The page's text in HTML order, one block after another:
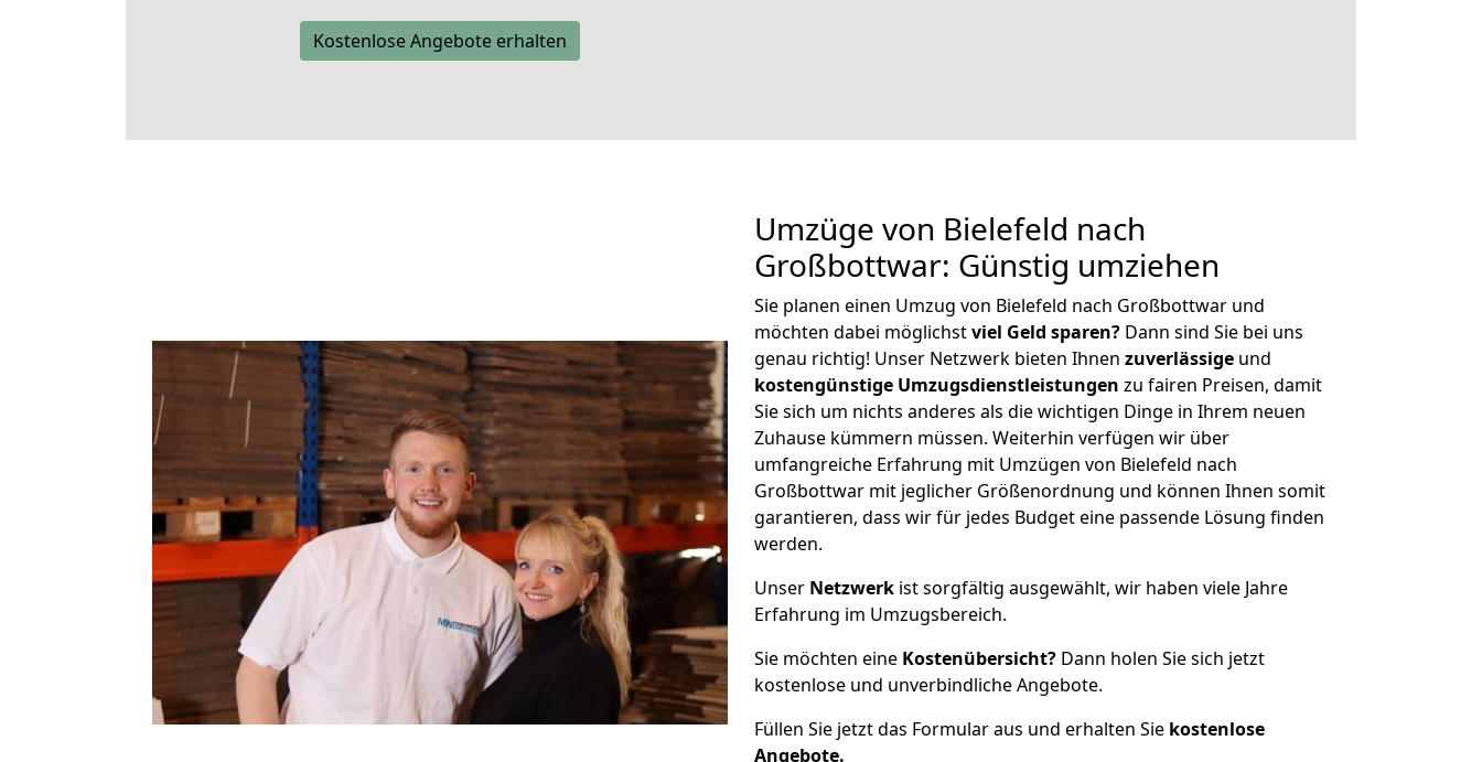
Kostenlose Angebote erhalten
Umzüge von Bielefeld nach
Großbottwar: Günstig umziehen
Sie planen einen Umzug von Bielefeld nach Großbottwar und
möchten dabei möglichstviel Geld sparen? Dann sind Sie bei uns
genau richtig! Unser Netzwerk bieten Ihnen zuverlässige und
kostengünstige Umzugsdienstleistungen zu fairen Preisen, damit
Sie sich um nichts anderes als die wichtigen Dinge in Ihrem neuen
Zuhause kümmern müssen. Weiterhin verfügen wir über
umfangreiche Erfahrung mit Umzügen von Bielefeld nach
Großbottwar mit jeglicher Größenordnung und können Ihnen somit
garantieren, dass wir für jedes Budget eine passende Lösung finden
werden.
Unser Netzwerk ist sorgfältig ausgewählt, wir haben viele Jahre
Erfahrung im Umzugsbereich.
Sie möchten eine Kostenübersicht? Dann holen Sie sich jetzt
kostenlose und unverbindliche Angebote.
Füllen Sie jetzt das Formular aus und erhalten Sie kostenlose
Angebote.